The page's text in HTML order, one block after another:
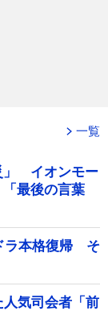
一覧
」 イオンモー
最後の言葉
ラ本格復帰 そ
気司会者「前